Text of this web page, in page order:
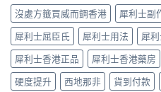
唔
對，
副
作
用
要
識
分
作
用
一
次
對
清〉
中
解
愈
嚟
愈
多
人
選
沒處方籤買威而鋼香港
犀利士副
犀利士屈臣氏
犀利士用法 犀
犀利士香港正品
犀利士香港藥房
硬度提升
西地那非 貨到付款